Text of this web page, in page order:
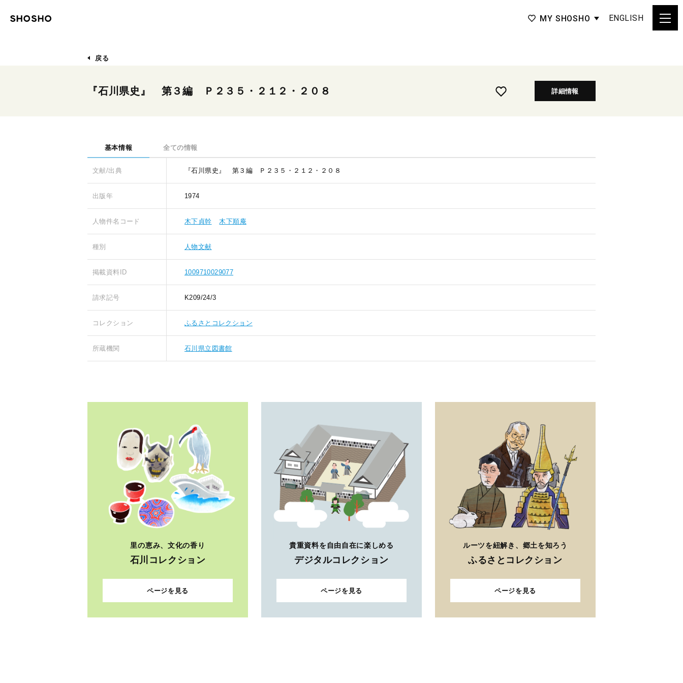
MY SHOSHO ENGLISH
戻る
『石川県史』 第３編 Ｐ２３５・２１２・２０８ 詳細情報
基本情報 全ての情報
文献/出典 『石川県史』 第３編 Ｐ２３５・２１２・２０８
出版年 1974
人物件名コード 木下貞幹 木下順庵
種別 人物文献
掲載資料ID 1009710029077
請求記号 K209/24/3
コレクション ふるさとコレクション
所蔵機関 石川県立図書館
里の恵み、文化の香り
石川コレクション
ページを見る
貴重資料を自由自在に楽しめる
デジタルコレクション
ページを見る
ルーツを紐解き、郷土を知ろう
ふるさとコレクション
ページを見る